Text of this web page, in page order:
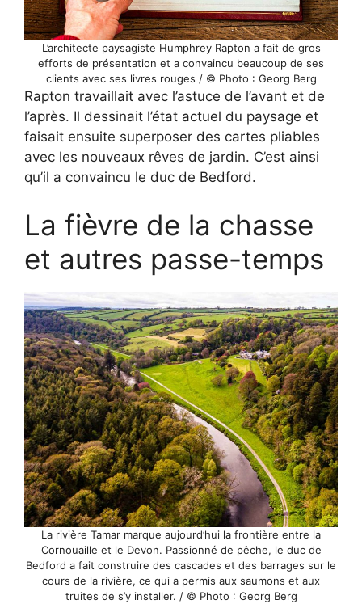
L’architecte paysagiste Humphrey Rapton a fait de gros
efforts de présentation et a convaincu beaucoup de ses
clients avec ses livres rouges / © Photo : Georg Berg
Rapton travaillait avec l’astuce de l’avant et de
l’après. Il dessinait l’état actuel du paysage et
faisait ensuite superposer des cartes pliables
avec les nouveaux rêves de jardin. C’est ainsi
qu’il a convaincu le duc de Bedford.
La fièvre de la chasse
et autres passe-temps
La rivière Tamar marque aujourd’hui la frontière entre la
Cornouaille et le Devon. Passionné de pêche, le duc de
Bedford a fait construire des cascades et des barrages sur le
cours de la rivière, ce qui a permis aux saumons et aux
truites de s’y installer. / © Photo : Georg Berg